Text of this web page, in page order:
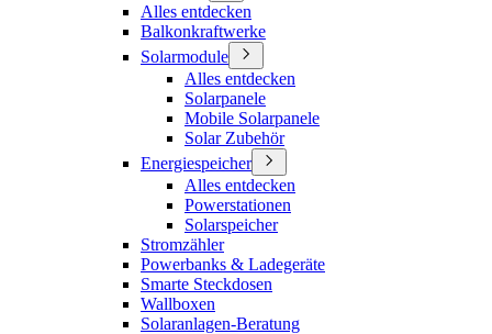
Alles entdecken
Balkonkraftwerke
Solarmodule
Alles entdecken
Solarpanele
Mobile Solarpanele
Solar Zubehör
Energiespeicher
Alles entdecken
Powerstationen
Solarspeicher
Stromzähler
Powerbanks & Ladegeräte
Smarte Steckdosen
Wallboxen
Solaranlagen-Beratung